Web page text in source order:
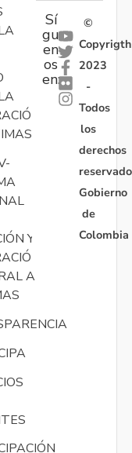
Y
A
Sí
gu
en
os
en:
©
Copyrigth
2023
-
Todos
los
derechos
Gobierno
de
Colombia